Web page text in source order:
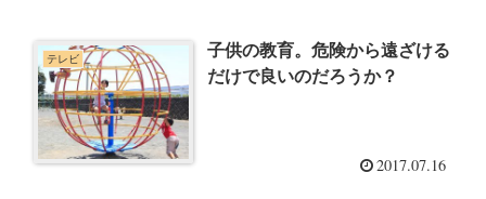
テレビ
子供の教育。危険から遠ざける
だけで良いのだろうか？
2017.07.16